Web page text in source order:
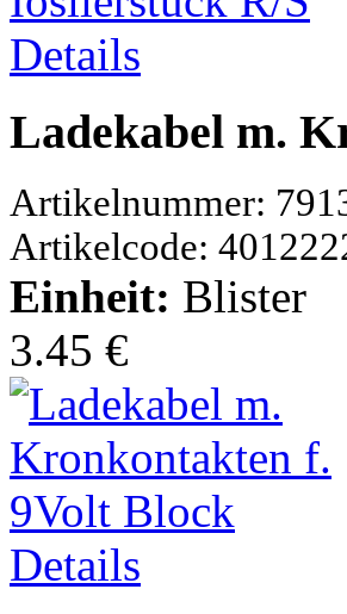
Details
Ladekabel m.
Artikelnummer:
Artikelcode:
Einheit: Blister
3.45 €
Details